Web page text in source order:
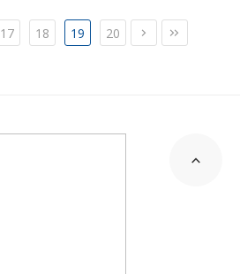
17 18 19 20